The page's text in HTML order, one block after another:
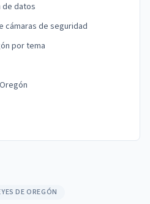
de datos
cámaras de seguridad
por tema
DE OREGÓN